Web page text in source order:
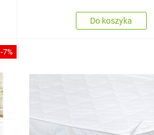
Do koszyka
-7%